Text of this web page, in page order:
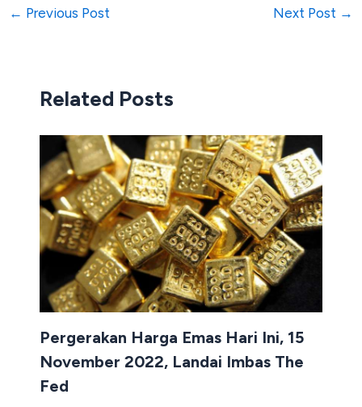
← Previous Post Next Post →
Related Posts
Pergerakan Harga Emas Hari Ini, 15
November 2022, Landai Imbas The
Fed